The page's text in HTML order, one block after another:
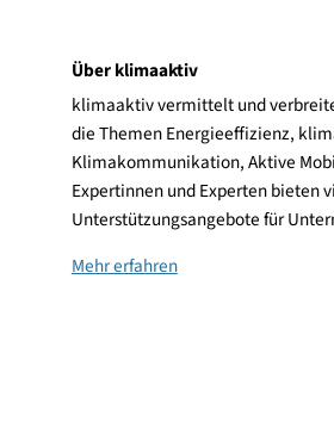
zum Shop
zum Shop
zum Shop
zum Shop